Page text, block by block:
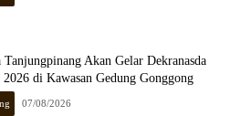
Tanjungpinang Akan Gelar Dekranasda
di Kawasan Gedung Gonggong
07/08/2026